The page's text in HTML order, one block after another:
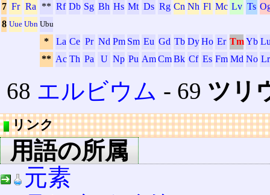
7 Fr Ra ** Rf Db Sg Bh Hs Mt Ds Rg Cn Nh Fl Mc Lv Ts
8 Uue Ubn Ubu
* La Ce Pr Nd Pm Sm Eu Gd Tb Dy Ho Er Tm Yb
** Ac Th Pa U Np Pu Am Cm Bk Cf Es Fm Md No Lr
68 エルビウム ‐ 69 ツリ
リンク
用語の所属
元素